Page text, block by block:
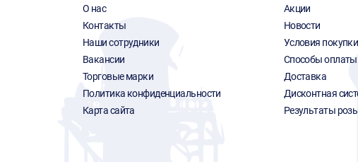
О нас
Контакты
Наши сотрудники
Вакансии
Торговые марки
Политика конфиденциальности
Карта сайта
Акции
Новости
Условия покупки
Способы оплаты
Доставка
Дисконтная
Результаты